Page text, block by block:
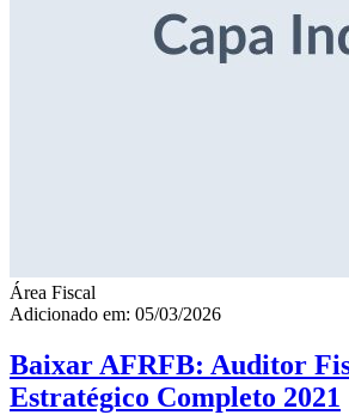
Área Fiscal
Adicionado em: 05/03/2026
Baixar AFRFB: Auditor
Estratégico Completo 2021